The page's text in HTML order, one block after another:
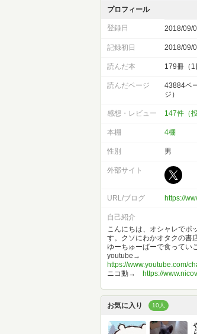
プロフィール
登録日 2018/09/
記録初日 2018/09/
読んだ本 179冊（
読んだページ
43884ペ
ジ）
感想・レビュー 147件（
本棚 4棚
性別 男
外部サイト
URL/ブログ https://
自己紹介
こんにちは、オシャレでポ
す。クソにわかオタクの書
ゆーちゅーばーで食ってい
youtube→
https://www.youtube.com/
ニコ動→ https://
お気に入り 10人